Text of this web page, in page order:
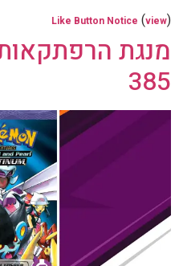
Like Button Notice (view)
מנגת
385